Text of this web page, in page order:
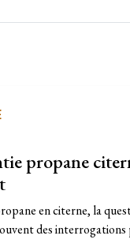
propane
en citerne, la
des interrogations